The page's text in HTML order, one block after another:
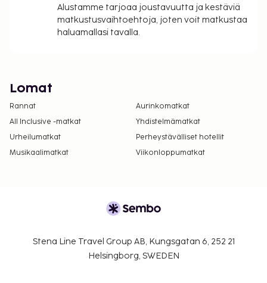
Alustamme tarjoaa joustavuutta ja kestäviä
matkustusvaihtoehtoja, joten voit matkustaa
haluamallasi tavalla.
Lomat
Rannat
Aurinkomatkat
All Inclusive -matkat
Yhdistelmämatkat
Urheilumatkat
Perheystävälliset hotellit
Musikaalimatkat
Viikonloppumatkat
Stena Line Travel Group AB, Kungsgatan 6, 252 21
Helsingborg, SWEDEN